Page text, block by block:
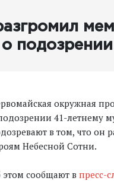
подозрении
окружная
41-летнему
в том, что он
Небесной Сотни.
этом сообщают в пресс-